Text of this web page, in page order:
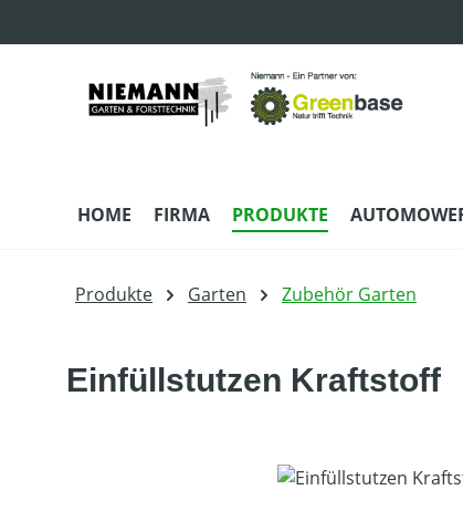
HOME FIRMA PRODUKTE
Produkte Garten Zubehör Garten
Einfüllstutzen Kraftstoff